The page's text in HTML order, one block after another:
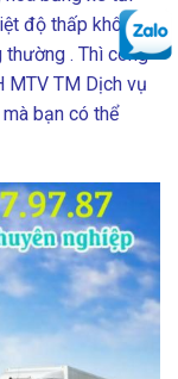
độ thấp không
. Thì công
MTV TM Dịch vụ
bạn có thể